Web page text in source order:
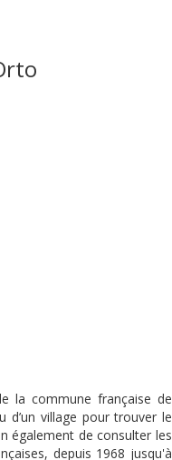
la commune française de
village pour trouver le
également de consulter les
depuis 1968 jusqu'à